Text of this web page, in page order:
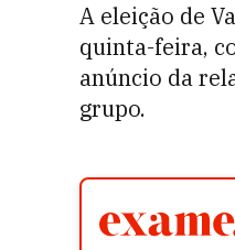
A eleição de
quinta-feira,
anúncio da
grupo.